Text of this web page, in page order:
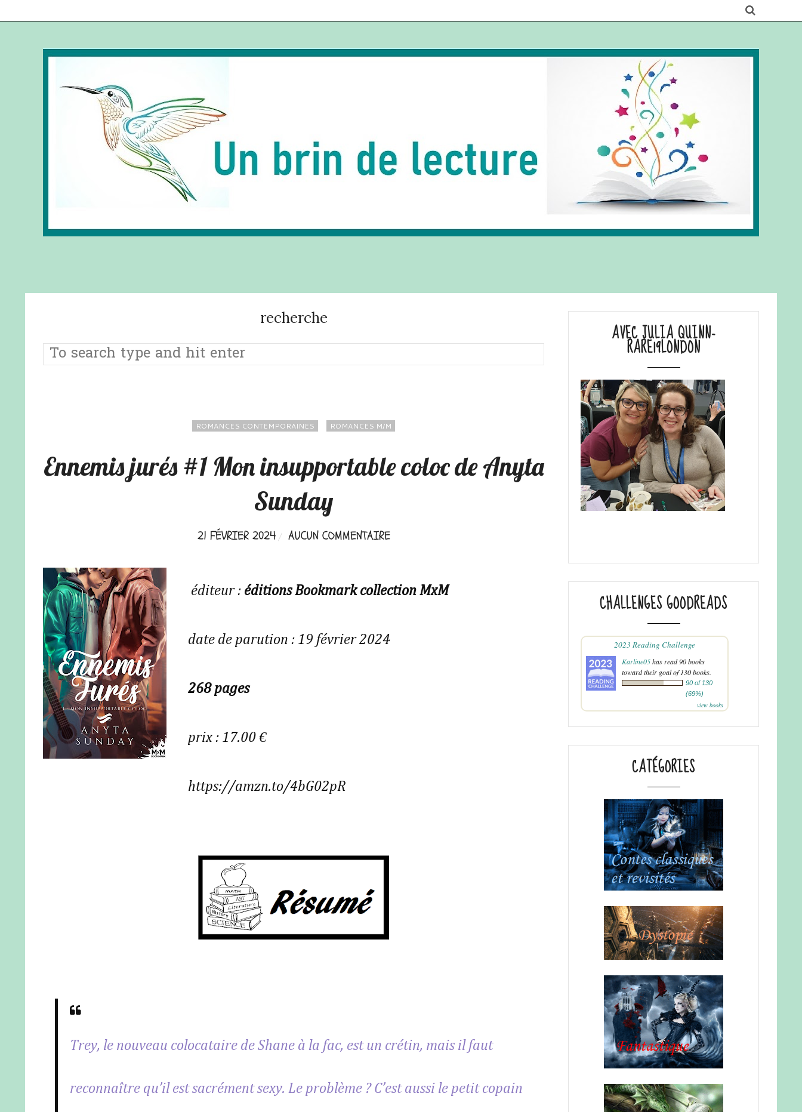
recherche
ROMANCES CONTEMPORAINES ROMANCES M/M
Ennemis jurés #1 Mon insupportable coloc de Anyta
Sunday
21 FÉVRIER 2024 AUCUN COMMENTAIRE
éditeur : éditions Bookmark collection MxM
date de parution : 19 février 2024
268 pages
prix : 17.00 €
https://amzn.to/4bG02pR
Trey, le nouveau colocataire de Shane à la fac, est un crétin, mais il faut
reconnaître qu’il est sacrément sexy. Le problème ? C’est aussi le petit copain
AVEC JULIA QUINN-
RARE19LONDON
CHALLENGES GOODREADS
2023 Reading Challenge
Karline05has read 90 books
toward their goal of 130 books.
90 of 130
(69%)
view books
CATÉGORIES